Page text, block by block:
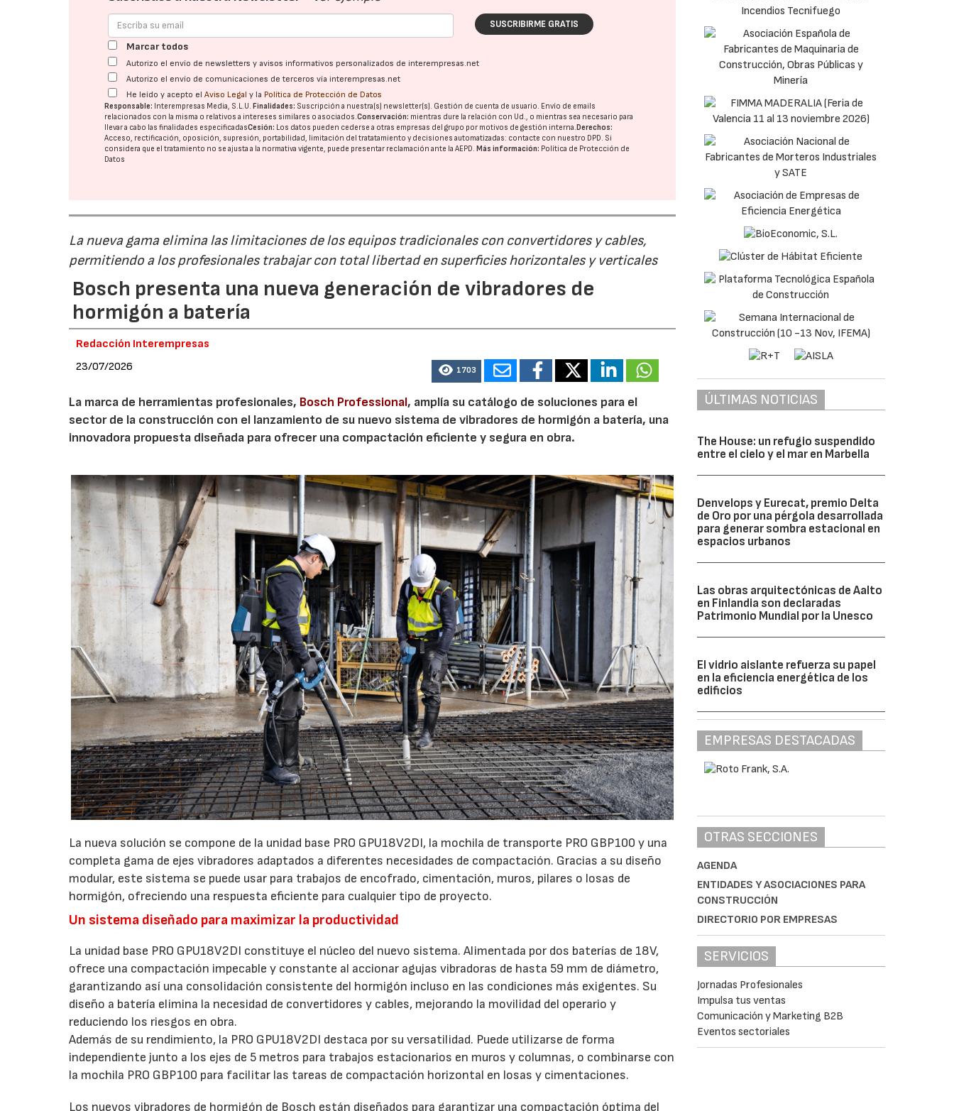
SUSCRIBIRME GRATIS
Marcar todos
Autorizo el envío de newsletters y avisos informativos personalizados de interempresas.net
Autorizo el envío de comunicaciones de terceros vía interempresas.net
He leído y acepto elAviso Legal y la Política de Protección de Datos
Responsable: Interempresas Media, S.L.U.Finalidades: Suscripción a nuestra(s) newsletter(s). Gestión de cuenta de usuario. Envío de emails
relacionados con la misma o relativos a intereses similares o asociados.Conservación: mientras dure la relación con Ud., o mientras sea necesario para
llevar a cabo las finalidades especificadasCesión: Los datos pueden cederse a otras empresas del grupo por motivos de gestión interna.Derechos:
Acceso, rectificación, oposición, supresión, portabilidad, limitación del tratatamiento y decisiones automatizadas: contacte con nuestro DPD. Si
considera que el tratamiento no se ajusta a la normativa vigente, puede presentar reclamación ante laAEPD.Más información: Política de Protección de
Datos
La nueva gama elimina las limitaciones de los equipos tradicionales con convertidores y cables,
permitiendo a los profesionales trabajar con total libertad en superficies horizontales y verticales
Bosch presenta una nueva generación de vibradores de
hormigón a batería
Redacción Interempresas
23/07/2026
1703
La marca de herramientas profesionales, Bosch Professional, amplía su catálogo de soluciones para el
sector de la construcción con el lanzamiento de su nuevo sistema de vibradores de hormigón a batería, una
innovadora propuesta diseñada para ofrecer una compactación eficiente y segura en obra.
La nueva solución se compone de la unidad base PRO GPU18V2DI, la mochila de transporte PRO GBP100 y una
completa gama de ejes vibradores adaptados a diferentes necesidades de compactación. Gracias a su diseño
modular, este sistema se puede usar para trabajos de encofrado, cimentación, muros, pilares o losas de
hormigón, ofreciendo una respuesta eficiente para cualquier tipo de proyecto.
Un sistema diseñado para maximizar la productividad
La unidad base PRO GPU18V2DI constituye el núcleo del nuevo sistema. Alimentada por dos baterías de 18V,
ofrece una compactación impecable y constante al accionar agujas vibradoras de hasta 59 mm de diámetro,
garantizando así una consolidación consistente del hormigón incluso en las condiciones más exigentes. Su
diseño a batería elimina la necesidad de convertidores y cables, mejorando la movilidad del operario y
reduciendo los riesgos en obra.
Además de su rendimiento, la PRO GPU18V2DI destaca por su versatilidad. Puede utilizarse de forma
independiente junto a los ejes de 5 metros para trabajos estacionarios en muros y columnas, o combinarse con
la mochila PRO GBP100 para facilitar las tareas de compactación horizontal en losas y cimentaciones.
Los nuevos vibradores de hormigón de Bosch están diseñados para garantizar una compactación óptima del
ÚLTIMAS NOTICIAS
The House: un refugio suspendido
entre el cielo y el mar en Marbella
Denvelops y Eurecat, premio Delta
de Oro por una pérgola desarrollada
para generar sombra estacional en
espacios urbanos
Las obras arquitectónicas de Aalto
en Finlandia son declaradas
Patrimonio Mundial por la Unesco
El vidrio aislante refuerza su papel
en la eficiencia energética de los
edificios
EMPRESAS DESTACADAS
OTRAS SECCIONES
AGENDA
ENTIDADES Y ASOCIACIONES PARA
CONSTRUCCIÓN
DIRECTORIO POR EMPRESAS
SERVICIOS
Jornadas Profesionales
Impulsa tus ventas
Comunicación y Marketing B2B
Eventos sectoriales